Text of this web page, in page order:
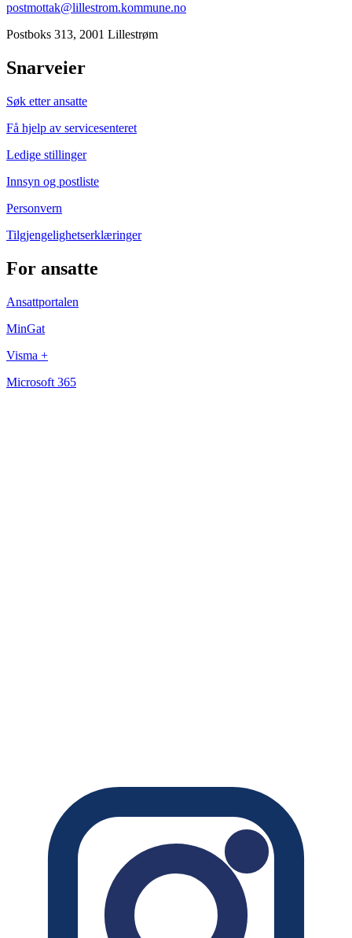
postmottak@lillestrom.kommune.no
Postboks 313, 2001 Lillestrøm
Snarveier
Søk etter ansatte
Få hjelp av servicesenteret
Ledige stillinger
Innsyn og postliste
Personvern
Tilgjengelighetserklæringer
For ansatte
Ansattportalen
MinGat
Visma +
Microsoft 365